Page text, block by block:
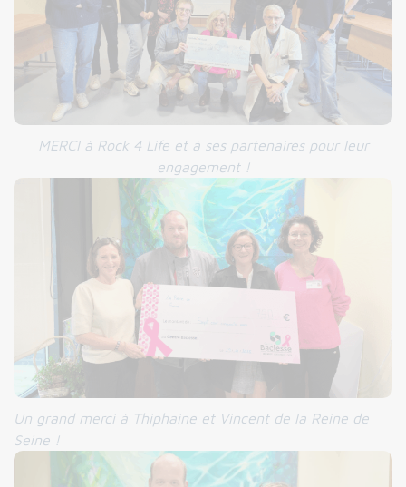
MERCI à Rock 4 Life et à ses partenaires pour leur
engagement !
Un grand merci à Thiphaine et Vincent de la Reine de
Seine !